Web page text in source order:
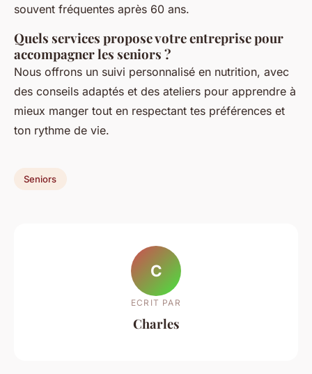
souvent fréquentes après 60 ans.
Quels services propose votre entreprise pour
accompagner les seniors ?
Nous offrons un suivi personnalisé en nutrition, avec
des conseils adaptés et des ateliers pour apprendre à
mieux manger tout en respectant tes préférences et
ton rythme de vie.
Seniors
C
ECRIT PAR
Charles